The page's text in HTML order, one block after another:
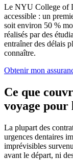
Le NYU College of
accessible : un
soit environ 50 %
réalisés par des
entraîner des délais
connaître.
Obtenir mon
Ce que
voyage pour
La plupart des
urgences dentaires
imprévisibles
avant le départ, ni